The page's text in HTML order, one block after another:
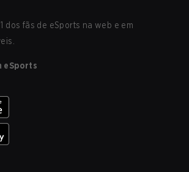
dos fãs de eSports na web e em
eSports